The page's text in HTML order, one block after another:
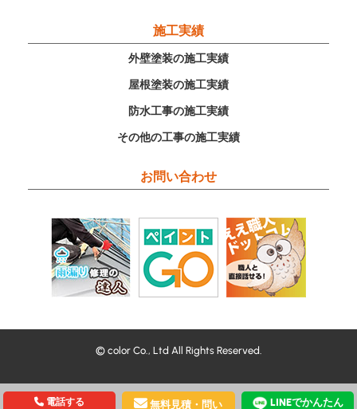
電話する 無料見積・問い LINEでかんたん
施工実績
外壁塗装の施工実績
屋根塗装の施工実績
防水工事の施工実績
その他の工事の施工実績
お問い合わせ
© color Co., Ltd All Rights Reserved.